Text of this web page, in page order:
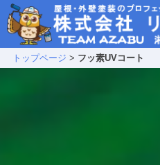
トップページ > フッ素UVコート